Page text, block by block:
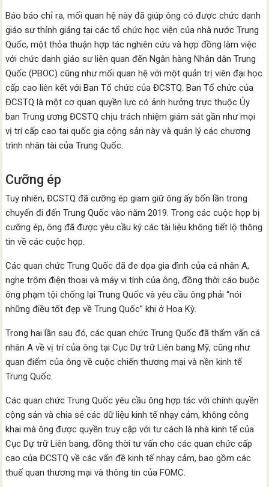
Báo báo chỉ ra, mối quan hệ này đã giúp ông có được chức danh
giáo sư thỉnh giảng tại các tổ chức học viện của nhà nước Trung
Quốc, một thỏa thuận hợp tác nghiên cứu và hợp đồng làm việc
với chức danh giáo sư liên quan đến Ngân hàng Nhân dân Trung
Quốc (PBOC) cũng như mối quan hệ với một quản trị viên đại học
cấp cao liên kết với Ban Tổ chức của ĐCSTQ. Ban Tổ chức của
ĐCSTQ là một cơ quan quyền lực có ảnh hưởng trực thuộc Ủy
ban Trung ương ĐCSTQ chịu trách nhiệm giám sát gần như mọi
vị trí cấp cao tại quốc gia cộng sản này và quản lý các chương
trình nhân tài của Trung Quốc.
Cưỡng ép
Tuy nhiên, ĐCSTQ đã cưỡng ép giam giữ ông ấy bốn lần trong
chuyến đi đến Trung Quốc vào năm 2019. Trong các cuộc họp bị
cưỡng ép, ông đã được yêu cầu ký các tài liệu không tiết lộ thông
tin về các cuộc họp.
Các quan chức Trung Quốc đã đe dọa gia đình của cá nhân A,
nghe trộm điện thoại và máy vi tính của ông, đồng thời cáo buộc
ông phạm tội chống lại Trung Quốc và yêu cầu ông phải “nói
những điều tốt đẹp về Trung Quốc” khi ở Hoa Kỳ.
Trong hai lần sau đó, các quan chức Trung Quốc đã thẩm vấn cá
nhân A về vị trí của ông tại Cục Dự trữ Liên bang Mỹ, cũng như
quan điểm của ông về cuộc chiến thương mại và nền kinh tế
Trung Quốc.
Các quan chức Trung Quốc yêu cầu ông hợp tác với chính quyền
cộng sản và chia sẻ các dữ liệu kinh tế nhạy cảm, không công
khai mà ông được quyền truy cập với tư cách là nhà kinh tế của
Cục Dự trữ Liên bang, đồng thời tư vấn cho các quan chức cấp
cao của ĐCSTQ về các vấn đề kinh tế nhạy cảm, bao gồm các
thuế quan thương mại và thông tin của FOMC.